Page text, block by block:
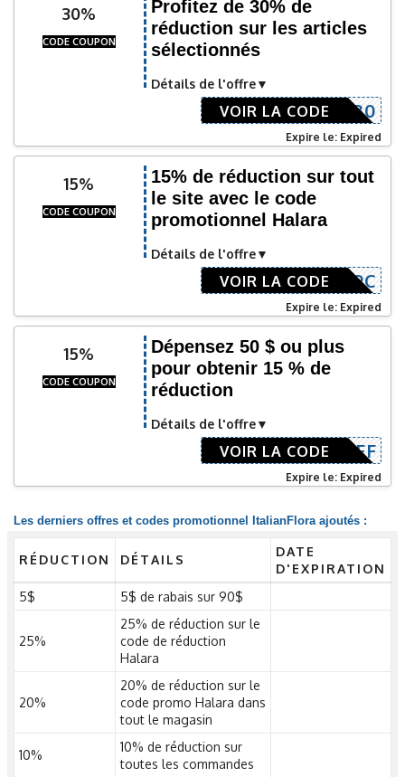
30%
CODE COUPON
Profitez de 30% de
réduction sur les articles
sélectionnés
Détails de l'offre
RA30
VOIR LA CODE
Expire le: Expired
15%
CODE COUPON
15% de réduction sur tout
le site avec le code
promotionnel Halara
Détails de l'offre
BXXWZ49C
VOIR LA CODE
Expire le: Expired
15%
CODE COUPON
Dépensez 50 $ ou plus
pour obtenir 15 % de
réduction
Détails de l'offre
15OFFAFF
VOIR LA CODE
Expire le: Expired
Les derniers offres et codes promotionnel ItalianFlora ajoutés :
RÉDUCTION DÉTAILS
DATE
D'EXPIRATION
5$
5$ de rabais sur 90$
25%
25% de réduction sur le
code de réduction
Halara
20%
20% de réduction sur le
code promo Halara dans
tout le magasin
10%
10% de réduction sur
toutes les commandes